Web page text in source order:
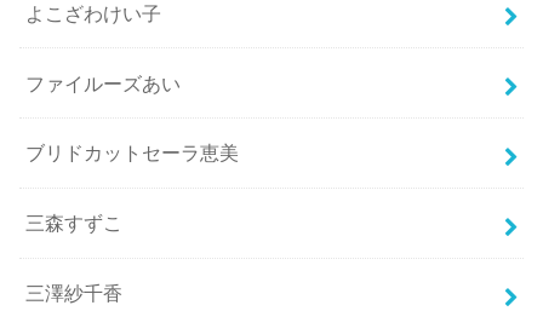
よこざわけい子
ファイルーズあい
ブリドカットセーラ恵美
三森すずこ
三澤紗千香